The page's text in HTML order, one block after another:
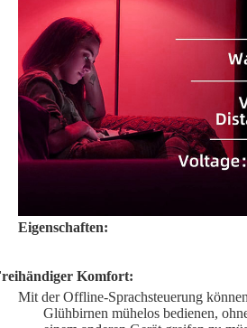
Eigenschaften:
Komfort:
Mit der Offline-Sprachsteuerung
Glühbirnen mühelos bedienen,